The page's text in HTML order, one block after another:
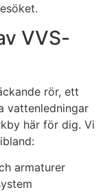
VVS-
rör, ett
vattenledningar
här för dig. Vi
armaturer